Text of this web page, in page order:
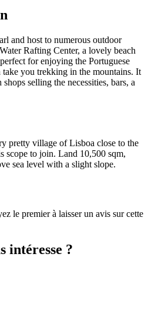
and host to numerous outdoor
Rafting Center, a lovely beach
for enjoying the Portuguese
take you trekking in the mountains. It
selling the necessities, bars, a
pretty village of Lisboa close to the
scope to join. Land 10,500 sqm,
sea level with a slight slope.
le premier à laisser un avis sur cette
intéresse ?